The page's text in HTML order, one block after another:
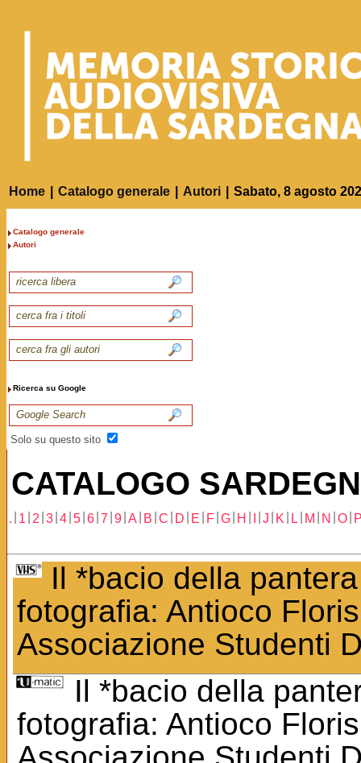
Home Catalogo generale Autori Sabato, 8 agosto
Catalogo generale
Autori
Ricerca su Google
Solo su questo sito
CATALOGO
. 1 2 3 4 5 6 7 9 A B C D E F G H J K L M N O
Il *bacio della
fotografia: Antioco
Associazione Studenti
Il *bacio della
fotografia: Antioco